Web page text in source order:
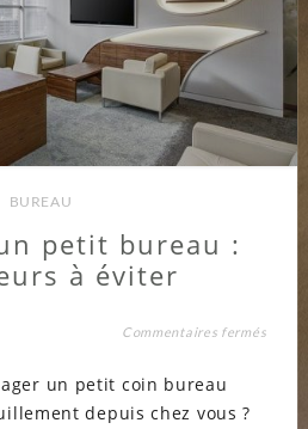
BUREAU
petit bureau :
à éviter
Commentaires ferméssur
un petit coin bureau
depuis chez vous ?